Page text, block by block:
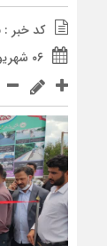
کد خبر : 6765
۰۶ شهریور ۱۴۰۱ - ۱۹:۴۲